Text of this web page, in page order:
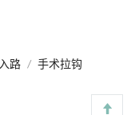
路 / 手术拉钩